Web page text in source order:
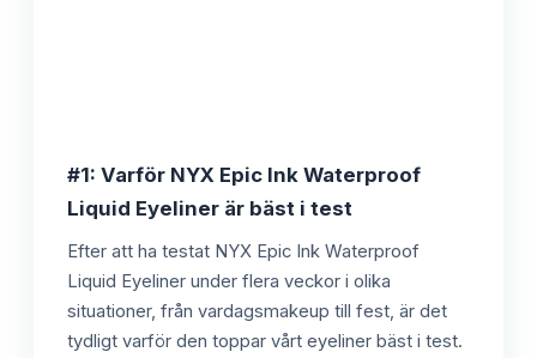
#1: Varför NYX Epic Ink Waterproof
Liquid Eyeliner är bäst i test
Efter att ha testat NYX Epic Ink Waterproof
Liquid Eyeliner under flera veckor i olika
situationer, från vardagsmakeup till fest, är det
tydligt varför den toppar vårt eyeliner bäst i test.